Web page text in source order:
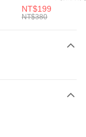
用無須另外申請。
轉到大哥付的交易
頁面所載為準。
過，訂單將自動取
分期系統評分，恕無
魚鱗器/廚房用品/
道具/任二件8折
NT$199
NT$380